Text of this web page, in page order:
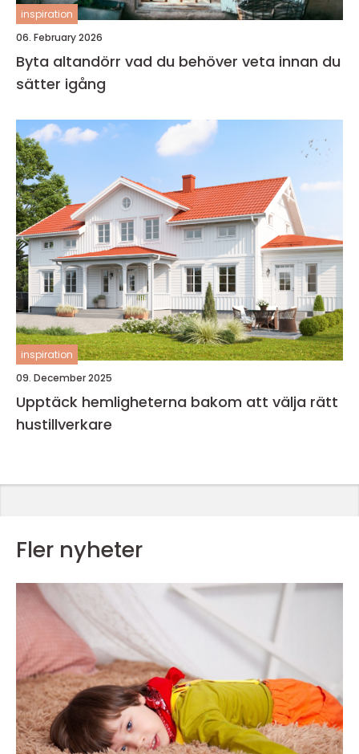
inspiration
06. February 2026
Byta altandörr vad du behöver veta innan du
sätter igång
inspiration
09. December 2025
Upptäck hemligheterna bakom att välja rätt
hustillverkare
Fler nyheter